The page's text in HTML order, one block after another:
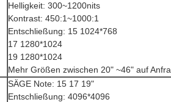
Helligkeit: 300~1200nits
Kontrast: 450:1~1000:1
Entschließung: 15 1024*768
17 1280*1024
19 1280*1024
Mehr Größen zwischen 20" ~46" auf
SÄGE Note: 15 17 19"
Entschließung: 4096*4096